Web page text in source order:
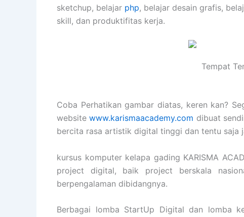
sketchup, belajar php, belajar desain grafis,
skill, dan produktifitas kerja.
Tempat
Coba Perhatikan gambar diatas, keren kan?
websitewww.karismaacademy.com dibuat
bercita rasa artistik digital tinggi dan tentu saja
kursus komputer kelapa gading KARISMA
project digital, baik project berskala
berpengalaman dibidangnya.
Berbagai lomba StartUp Digital dan lomba